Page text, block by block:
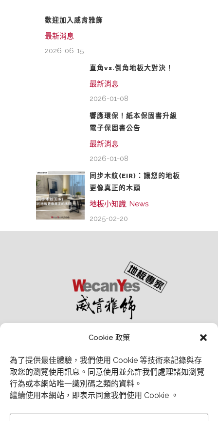
Cookie 政策
為了提供最佳體驗，我們使用 Cookie 等技術來記錄與存
取您的瀏覽使用訊息。 同意使用並允許我們處理諸如瀏覽
行為或本網站唯一識別碼之類的資料。
繼續使用本網站，即表示同意我們使用 Cookie 。
歡迎加入威肯雅飾
最新消息
2026-06-15
直角vs.倒角地板大對決！
最新消息
2026-01-08
響應環保！紙本保固書升級
電子保固書公告
最新消息
2026-01-08
同步木紋(EIR)：讓您的地板
更像真正的木頭
地板小知識, News
2025-02-20
經銷商會員中心